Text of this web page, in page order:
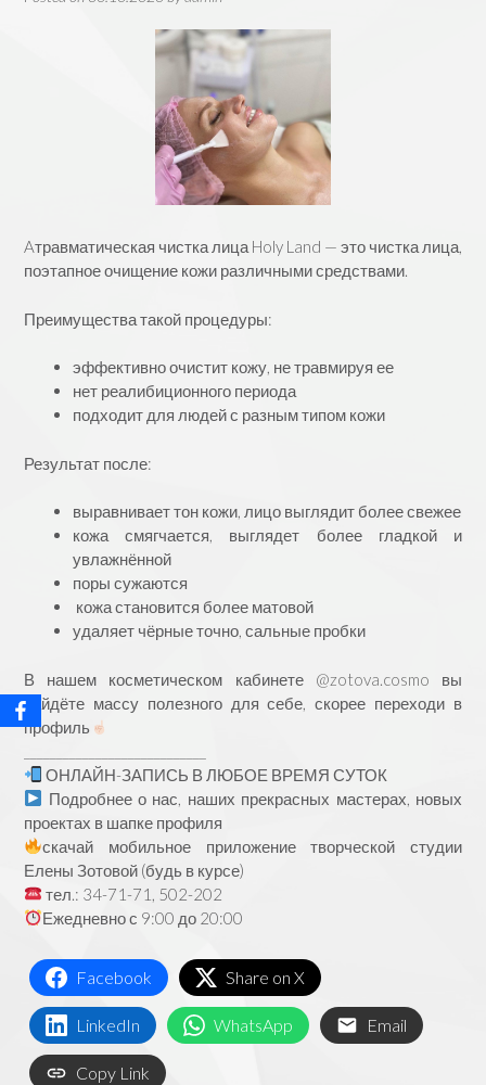
Aтравматическая чистка лица Holy Land — это чистка лица,
поэтапное очищение кожи различными средствами.
Преимущества такой процедуры:
эффективно очистит кожу, не травмируя ее
нет реалибиционного периода
подходит для людей с разным типом кожи
Результат после:
выравнивает тон кожи, лицо выглядит более свежее
кожа смягчается, выглядет более гладкой и
увлажнённой
поры сужаются
кожа становится более матовой
удаляет чёрные точно, сальные пробки
В нашем косметическом кабинете @zotova.cosmo вы
найдёте массу полезного для себе, скорее переходи в
профиль
ОНЛАЙН-ЗАПИСЬ В ЛЮБОЕ ВРЕМЯ СУТОК
Подробнее о нас, наших прекрасных мастерах, новых
проектах в шапке профиля
скачай мобильное приложение творческой студии
Елены Зотовой (будь в курсе)
тел.: 34-71-71, 502-202
Ежедневно с 9:00 до 20:00
Facebook Share on X
LinkedIn WhatsApp Email
Copy Link